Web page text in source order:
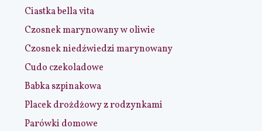
Ciastka bella vita
Czosnek marynowany w oliwie
Czosnek niedźwiedzi marynowany
Cudo czekoladowe
Babka szpinakowa
Placek drożdżowy z rodzynkami
Parówki domowe